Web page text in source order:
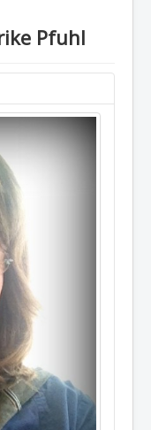
Pfuhl